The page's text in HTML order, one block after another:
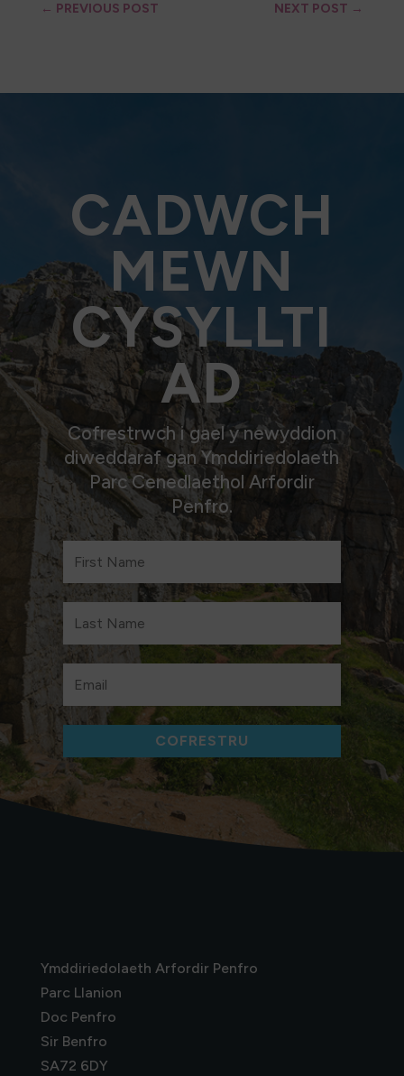
← PREVIOUS POST NEXT POST →
CADWCH
MEWN
CYSYLLTI
AD
Cofrestrwch i gael y newyddion
diweddaraf gan Ymddiriedolaeth
Parc Cenedlaethol Arfordir
Penfro.
COFRESTRU
Ymddiriedolaeth Arfordir Penfro
Parc Llanion
Doc Penfro
Sir Benfro
SA72 6DY